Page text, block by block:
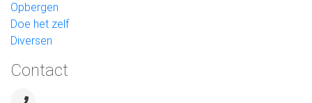
Opbergen
Doe het zelf
Diversen
Contact